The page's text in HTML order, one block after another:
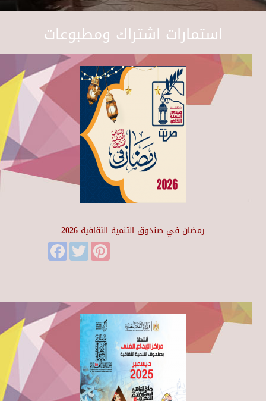
استمارات اشتراك ومطبوعات
رمضان في صندوق التنمية الثقافية 2026
FacebookTwitter